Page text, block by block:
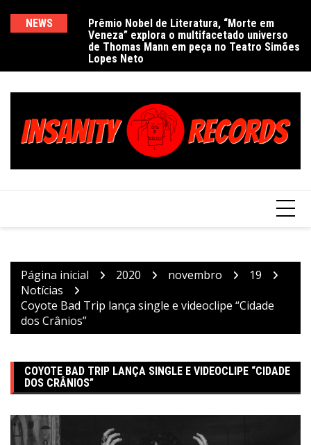
NEWS
Prêmio Nobel de Literatura, “Morte em
Veneza” explora o multifacetado universo
de Thomas Mann em peça no Teatro Simões
Lopes Neto
Página inicial 2020 novembro
19
Notícias
Coyote Bad Trip lança single e videoclipe “Cidade
dos Crânios”
COYOTE BAD TRIP LANÇA SINGLE E VIDEOCLIPE “CIDADE
DOS CRÂNIOS”